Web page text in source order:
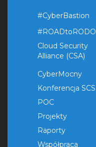
#CyberBastion
#ROADtoRODO
Cloud Security
Alliance (CSA)
CyberMocny
Konferencja SCS
POC
Projekty
Raporty
Współpraca